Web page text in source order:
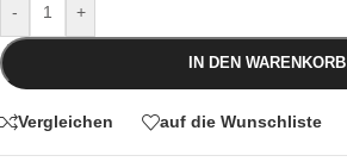
- +
IN DEN WARENKORB
Vergleichen auf die Wunschliste